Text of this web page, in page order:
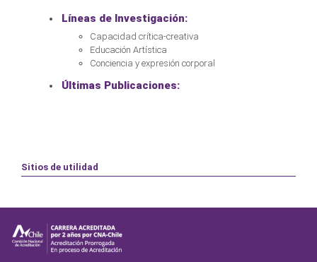
Líneas de Investigación:
Capacidad crítica-creativa
Educación Artística
Conciencia y expresión corporal
Últimas Publicaciones:
Sitios de utilidad